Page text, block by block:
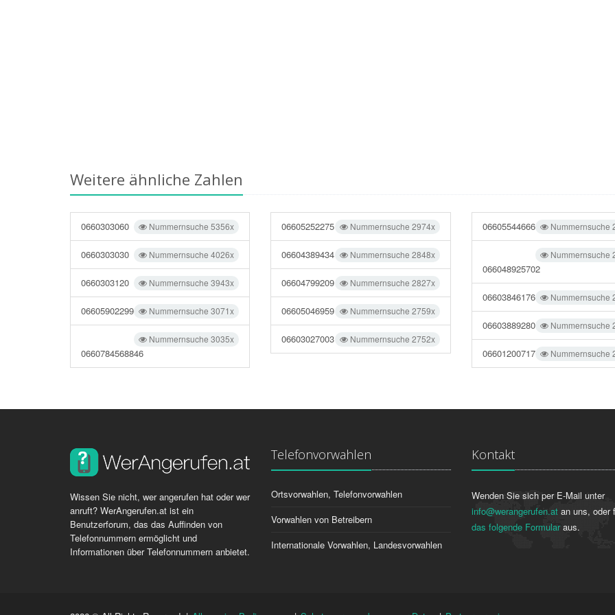
Weitere ähnliche Zahlen
Nummernsuche 5356x
0660303060
Nummernsuche 4026x
0660303030
Nummernsuche 3943x
0660303120
Nummernsuche 3071x
06605902299
Nummernsuche 3035x
0660784568846
Nummernsuche 2974x
06605252275
Nummernsuche 2848x
06604389434
Nummernsuche 2827x
06604799209
Nummernsuche 2759x
06605046959
Nummernsuche 2752x
06603027003
Nummernsuche
06605544666
Nummernsuche
066048925702
Nummernsuche
06603846176
Nummernsuche
06603889280
Nummernsuche
06601200717
Wissen Sie nicht, wer angerufen hat oder wer
anruft? WerAngerufen.at ist ein
Benutzerforum, das das Auffinden von
Telefonnummern ermöglicht und
Informationen über Telefonnummern anbietet.
Telefonvorwahlen
Ortsvorwahlen, Telefonvorwahlen
Vorwahlen von Betreibern
Internationale Vorwahlen, Landesvorwahlen
Kontakt
Wenden Sie sich per E-Mail unter
info@werangerufen.at an uns, oder
das folgende Formularaus.